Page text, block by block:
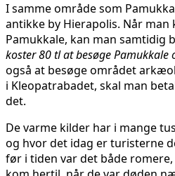
I samme område som
antikke by Hierapolis. Når
Pamukkale, kan man samtidig
koster 80 tl at besøge Pamukkale
også at besøge området
i Kleopatrabadet, skal man
det.
De varme kilder har i mange
og hvor det idag er turisterne
før i tiden var det både